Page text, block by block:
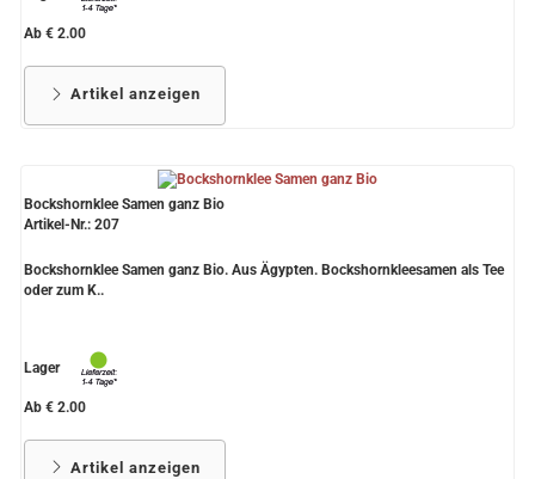
Ab € 2.00
Artikel anzeigen
Bockshornklee Samen ganz Bio
Artikel-Nr.: 207
Bockshornklee Samen ganz Bio. Aus Ägypten. Bockshornkleesamen als Tee
oder zum K..
Lager
Ab € 2.00
Artikel anzeigen